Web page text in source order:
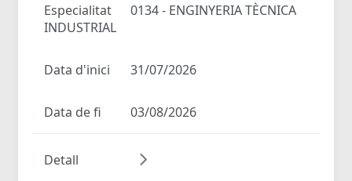
Especialitat
0134 - ENGINYERIA TÈCNICA
INDUSTRIAL
Data d'inici 31/07/2026
Data de fi 03/08/2026
Detall